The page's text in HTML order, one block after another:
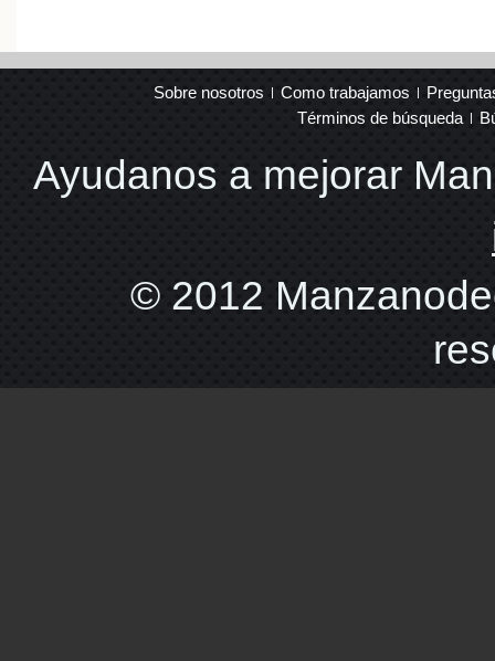
Sobre nosotros Como trabajamos
Términos de búsqueda
Ayudanos a mejorar
© 2012